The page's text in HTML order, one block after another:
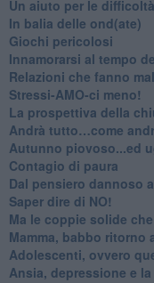
Un aiuto per le
​In balia delle ond(ate)
Giochi pericolosi
Innamorarsi al tempo
​Relazioni che fanno
​Stressi-AMO-ci meno!
​La prospettiva della
​Andrà tutto…come
Autunno piovoso...ed
​Contagio di paura
​Dal pensiero dannoso
​Saper dire di NO!
​Ma le coppie solide
​Mamma, babbo ritorno
Adolescenti, ovvero
Ansia, depressione e